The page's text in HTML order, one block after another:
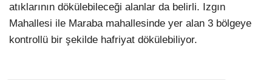
atıklarının dökülebileceği alanlar da belirli. Izgın
Mahallesi ile Maraba mahallesinde yer alan 3 bölgeye
kontrollü bir şekilde hafriyat dökülebiliyor.